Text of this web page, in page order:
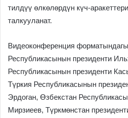
тилдүү өлкөлөрдүн күч-
талкууланат.
Видеоконференция
Республикасынын президенти
Республикасынын президенти
Түркия Республикасынын
Эрдоган, Өзбекстан
Мирзиеев, Түркмөнстан